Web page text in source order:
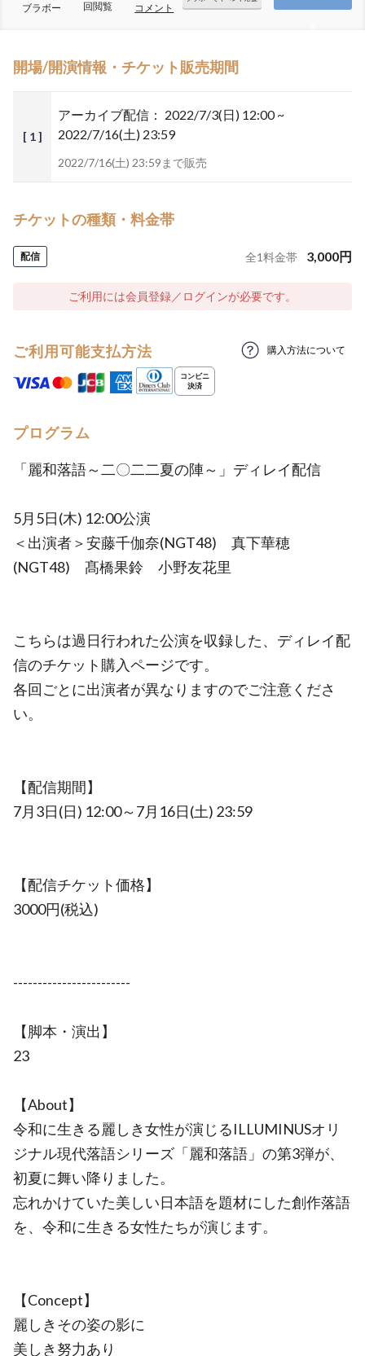
ブラボー 回閲覧 コメント
開場/開演情報・チケット販売期間
[ 1 ]
アーカイブ配信： 2022/7/3(日) 12:00 ~
2022/7/16(土) 23:59
2022/7/16(土) 23:59まで販売
チケットの種類・料金帯
配信 全1料金帯 3,000円
ご利用には会員登録／ログインが必要です。
ご利用可能支払方法 購入方法について
プログラム
「麗和落語～二〇二二夏の陣～」ディレイ配信
5月5日(木) 12:00公演
＜出演者＞安藤千伽奈(NGT48) 真下華穂
(NGT48) 髙橋果鈴 小野友花里
こちらは過日行われた公演を収録した、ディレイ配
信のチケット購入ページです。
各回ごとに出演者が異なりますのでご注意くださ
い。
【配信期間】
7月3日(日) 12:00～7月16日(土) 23:59
【配信チケット価格】
3000円(税込)
------------------------
【脚本・演出】
23
【About】
令和に生きる麗しき女性が演じるILLUMINUSオリ
ジナル現代落語シリーズ「麗和落語」の第3弾が、
初夏に舞い降りました。
忘れかけていた美しい日本語を題材にした創作落語
を、令和に生きる女性たちが演じます。
【Concept】
麗しきその姿の影に
美しき努力あり